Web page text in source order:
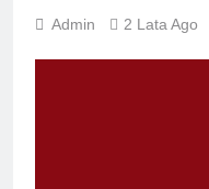
Admin 2 Lata Ago